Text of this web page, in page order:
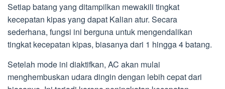
Setiap batang yang ditampilkan mewakili tingkat
kecepatan kipas yang dapat Kalian atur. Secara
sederhana, fungsi ini berguna untuk mengendalikan
tingkat kecepatan kipas, biasanya dari 1 hingga 4 batang.
Setelah mode ini diaktifkan, AC akan mulai
menghembuskan udara dingin dengan lebih cepat dari